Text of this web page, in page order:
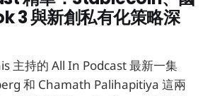
3 與新創私有化策略深
主持的 All In Podcast 最新一集
和 Chamath Palihapitiya 這兩